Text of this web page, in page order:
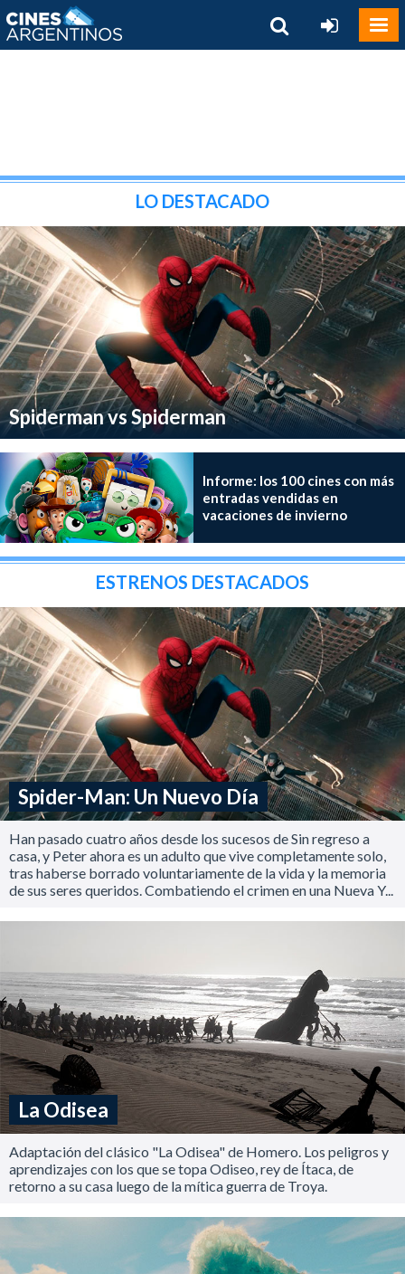
LO DESTACADO
Spiderman vs Spiderman
Informe: los 100 cines con más
entradas vendidas en
vacaciones de invierno
ESTRENOS DESTACADOS
Spider-Man: Un Nuevo Día
Han pasado cuatro años desde los sucesos de Sin regreso a
casa, y Peter ahora es un adulto que vive completamente solo,
tras haberse borrado voluntariamente de la vida y la memoria
de sus seres queridos. Combatiendo el crimen en una Nueva Y...
La Odisea
Adaptación del clásico "La Odisea" de Homero. Los peligros y
aprendizajes con los que se topa Odiseo, rey de Ítaca, de
retorno a su casa luego de la mítica guerra de Troya.